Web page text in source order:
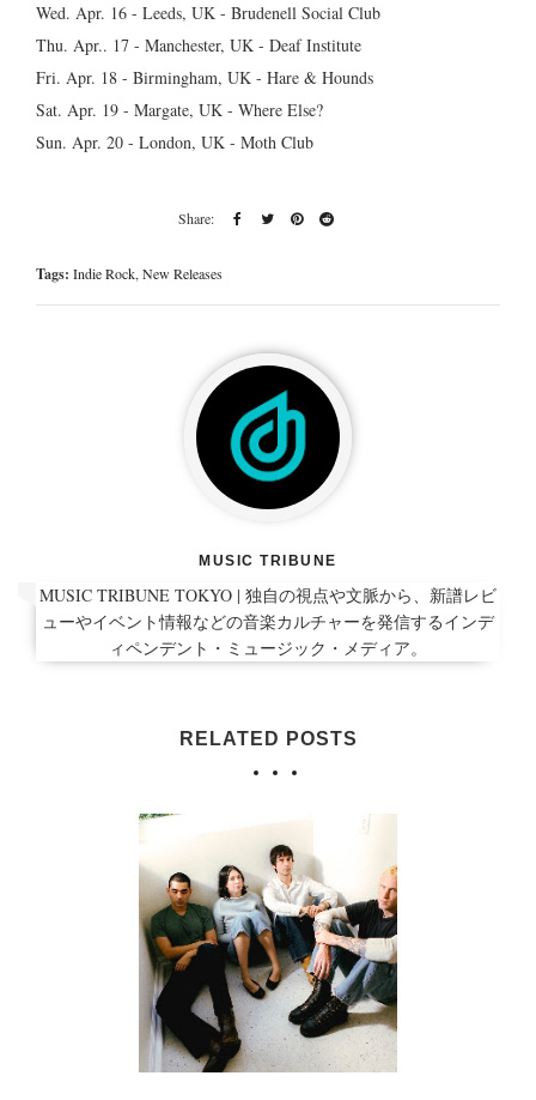
Wed. Apr. 16 - Leeds, UK - Brudenell Social Club
Thu. Apr.. 17 - Manchester, UK - Deaf Institute
Fri. Apr. 18 - Birmingham, UK - Hare & Hounds
Sat. Apr. 19 - Margate, UK - Where Else?
Sun. Apr. 20 - London, UK - Moth Club
Tags: Indie Rock,New Releases
MUSIC TRIBUNE
MUSIC TRIBUNE TOKYO | 独自の視点や文脈から、新譜レビ
ューやイベント情報などの音楽カルチャーを発信するインデ
ィペンデント・ミュージック・メディア。
RELATED POSTS